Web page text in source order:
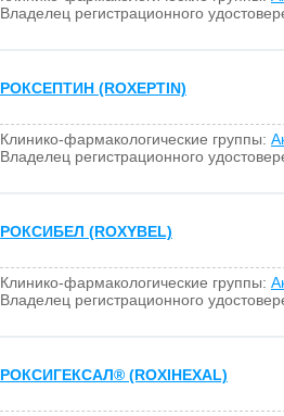
Владелец регистрационного
РОКСЕПТИН (ROXEPTIN)
Клинико-фармакологические группы:
Владелец регистрационного
РОКСИБЕЛ (ROXYBEL)
Клинико-фармакологические группы:
Владелец регистрационного
РОКСИГЕКСАЛ® (ROXIHEXAL)